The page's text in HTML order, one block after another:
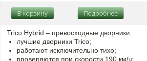
Подробнее
В корзину
Trico Hybrid – превосходные дворники.
лучшие дворники Trico;
работают исключительно тихо;
проверяются при скорости 190 км/ч;